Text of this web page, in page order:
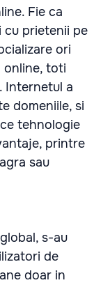
Fie ca
cu prietenii pe
ori
online, toti
Internetul a
domeniile, si
tehnologie
printre
sau
s-au
de
doar in